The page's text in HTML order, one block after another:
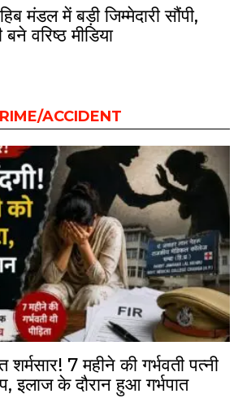
मंडल में बड़ी जिम्मेदारी सौंपी,
वरिष्ठ मीडिया
ACCIDENT
शर्मसार! 7 महीने की गर्भवती पत्नी
इलाज के दौरान हुआ गर्भपात